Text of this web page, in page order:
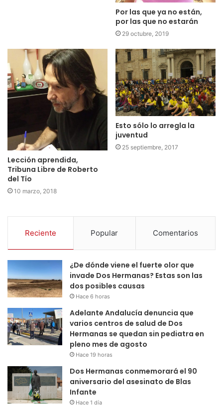
Por las que ya no están,
por las que no estarán
29 octubre, 2019
Lección aprendida,
Tribuna Libre de Roberto
del Tío
10 marzo, 2018
Esto sólo lo arregla la
juventud
25 septiembre, 2017
Reciente Popular Comentarios
¿De dónde viene el fuerte olor que
invade Dos Hermanas? Estas son las
dos posibles causas
Hace 6 horas
Adelante Andalucía denuncia que
varios centros de salud de Dos
Hermanas se quedan sin pediatra en
pleno mes de agosto
Hace 19 horas
Dos Hermanas conmemorará el 90
aniversario del asesinato de Blas
Infante
Hace 1 día